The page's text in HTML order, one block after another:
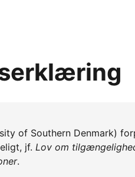
of Southern Denmark)
jf. Lov om
.